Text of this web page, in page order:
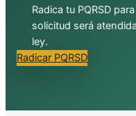
Radica tu PQRSD
solicitud será
ley.
Radicar PQRSD